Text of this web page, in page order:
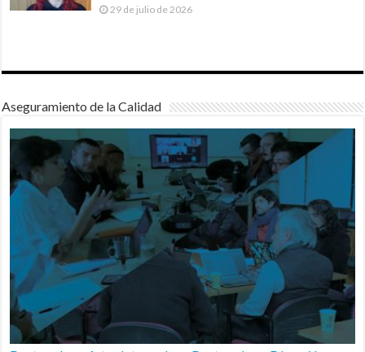
29 de julio de 2026
Aseguramiento de la Calidad